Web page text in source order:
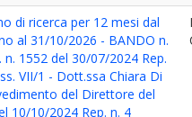
di ricerca per 12 mesi dal
al 31/10/2026 - BANDO n.
1552 del 30/07/2024 Rep.
VII/1 - Dott.ssa Chiara Di
del Direttore del
10/10/2024 Rep. n. 4